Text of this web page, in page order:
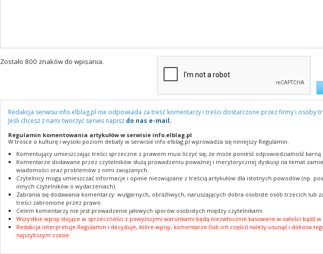
Zostało 800 znaków do wpisania.
Redakcja serwisu info.elblag.pl nie odpowiada za treść komentarzy i treści dostarczone przez firmy i osoby
Jeśli chcesz z nami tworzyć serwis napisz do nas e-mail.
Regulamin komentowania artykułów w serwisie info.elblag.pl
W trosce o kulturę i wysoki poziom debaty w serwisie info.elblag.pl wprowadza się niniejszy Regulamin.
Komentujący umieszczając treści sprzeczne z prawem musi liczyć się, że może ponieść odpowiedzialność karną
Komentarze dodawane przez czytelników służą prowadzeniu poważnej i merytorycznej dyskusji na temat
wiadomości oraz problemów z nimi związanych.
Czytelnicy mogą umieszczać informacje i opinie niezwiązane z treścią artykułów dla istotnych powodów (np.
innych czytelników o wydarzeniach).
Zabrania się dodawania komentarzy: wulgarnych, obraźliwych, naruszających dobra osobiste osób trzecich lub
treści zabronione przez prawo.
Celem komentarzy nie jest prowadzenie jałowych sporów osobistych między czytelnikami.
Wszystkie wpisy stojące w sprzeczności z powyższymi warunkami będą niezwłocznie kasowane w całości bądź w
Redakcja interpretuje Regulamin i decyduje, które wpisy, komentarze (lub ich części) należy usunąć i dokona
najszybszym czasie.